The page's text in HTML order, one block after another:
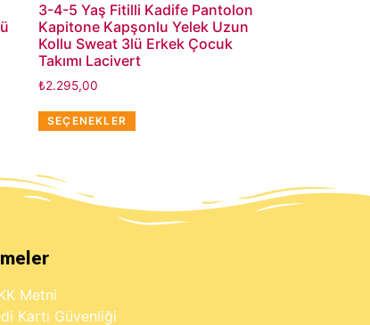
3-4-5 Yaş Fitilli Kadife Pantolon
Kapitone Kapşonlu Yelek Uzun
Kollu Sweat 3lü Erkek Çocuk
Takımı Lacivert
₺2.295,00
SEÇENEKLER
Metni
Kartı Güvenliği